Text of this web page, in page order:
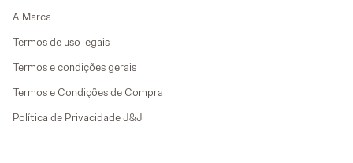
A Marca
Termos de uso legais
Termos e condições gerais
Termos e Condições de Compra
Política de Privacidade J&J